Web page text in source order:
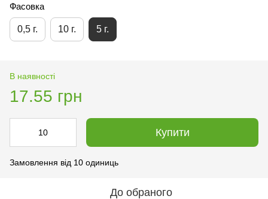
Фасовка
0,5 г. 10 г. 5 г.
В наявності
17.55 грн
Купити
Замовлення від 10 одиниць
До обраного